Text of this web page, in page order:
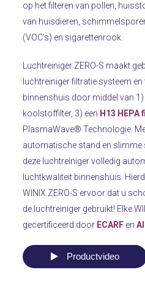
op het filteren van pollen,
van huisdieren,
(VOC’s) en sigarettenrook.
Luchtreiniger ZERO-S maakt
luchtreiniger filtratie systeem
binnenshuis door middel van 1)
koolstoffilter, 3) een H13 HEPA
PlasmaWave® Technologie.
automatische stand en
deze luchtreiniger volledig
luchtkwaliteit binnenshuis.
WINIX ZERO-S ervoor dat u
de luchtreiniger gebruikt! Elke
gecertificeerd door ECARF en
Productvideo